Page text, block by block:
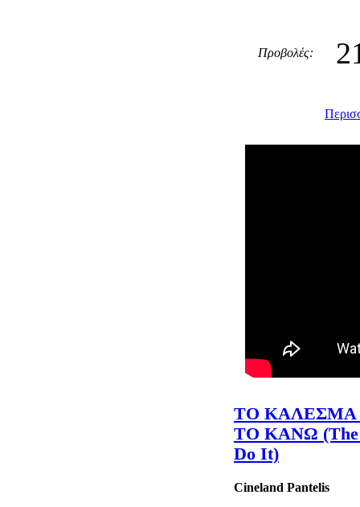
Προβολές:
ΤΟ ΚΑΛΕΣΜΑ
ΤΟ ΚΑΝΩ (The
Do It)
Cineland Pantelis